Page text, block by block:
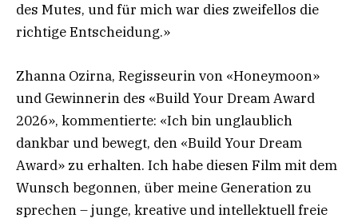
des Mutes, und für mich war dies zweifellos die
richtige Entscheidung.»
Zhanna Ozirna, Regisseurin von «Honeymoon»
und Gewinnerin des «Build Your Dream Award
2026», kommentierte: «Ich bin unglaublich
dankbar und bewegt, den «Build Your Dream
Award» zu erhalten. Ich habe diesen Film mit dem
Wunsch begonnen, über meine Generation zu
sprechen – junge, kreative und intellektuell freie